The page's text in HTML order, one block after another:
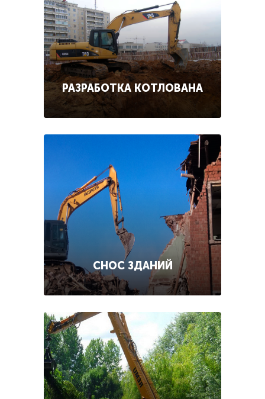
РАЗРАБОТКА КОТЛОВАНА
СНОС ЗДАНИЙ